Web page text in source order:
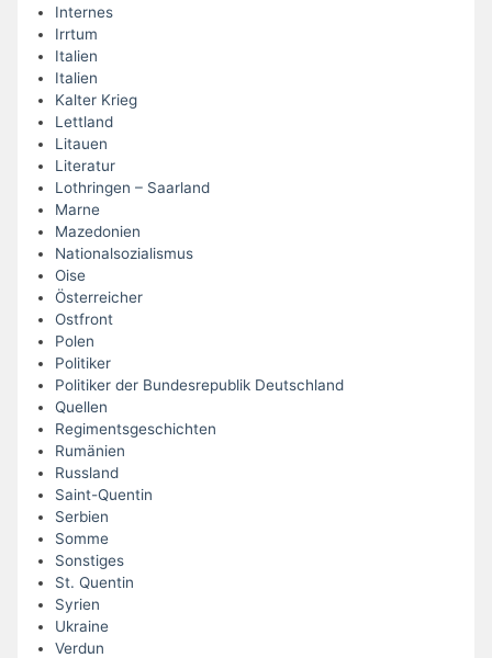
Internes
Irrtum
Italien
Italien
Kalter Krieg
Lettland
Litauen
Literatur
Lothringen – Saarland
Marne
Mazedonien
Nationalsozialismus
Oise
Österreicher
Ostfront
Polen
Politiker
Politiker der Bundesrepublik Deutschland
Quellen
Regimentsgeschichten
Rumänien
Russland
Saint-Quentin
Serbien
Somme
Sonstiges
St. Quentin
Syrien
Ukraine
Verdun